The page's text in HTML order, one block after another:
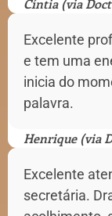
Cíntia (via
Excelente
e tem uma
inicia do
palavra.
Henrique (via
Excelente
secretária.